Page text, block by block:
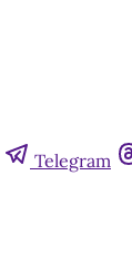
Telegram